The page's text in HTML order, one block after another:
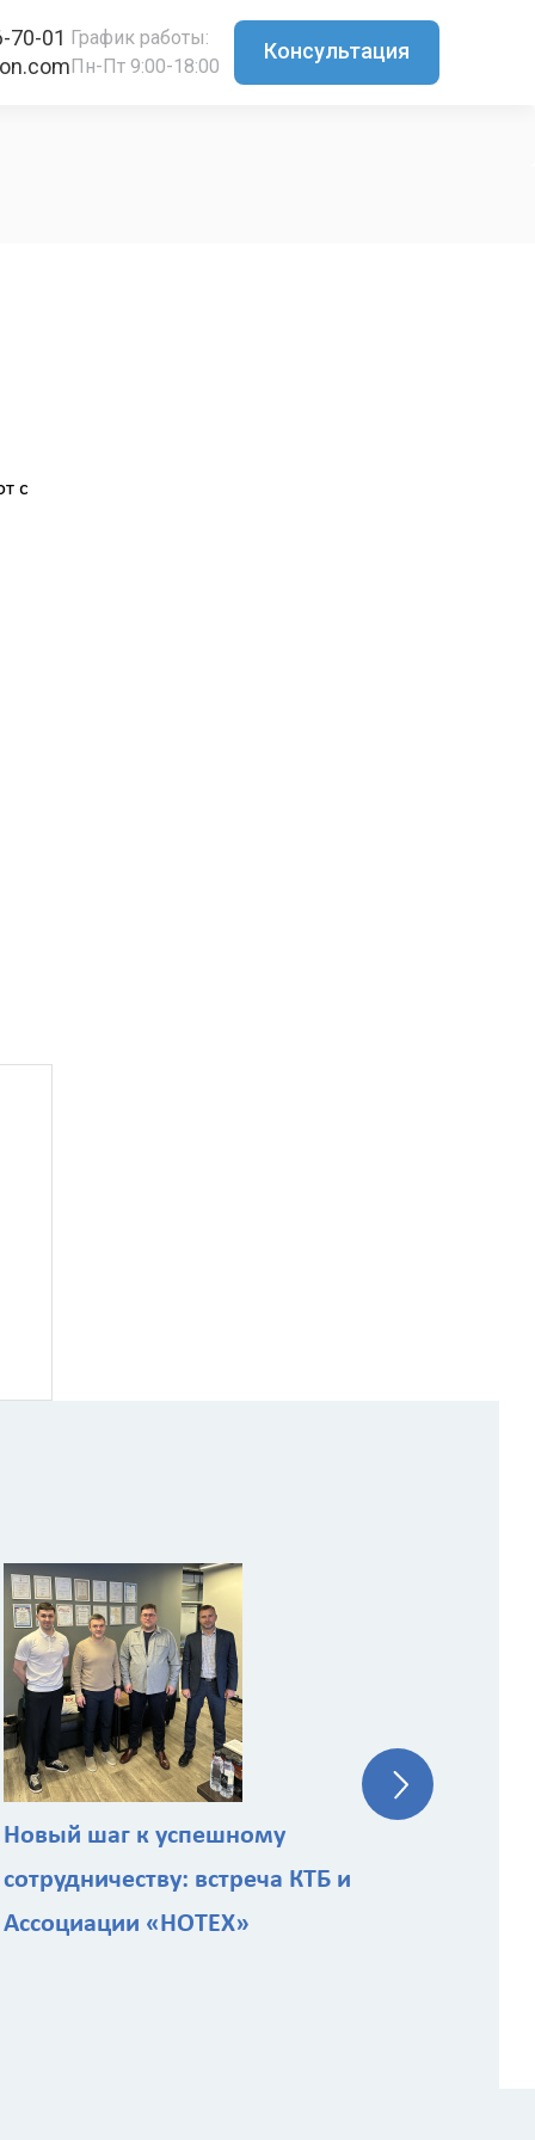
70-01 График работы:
Пн-Пт 9:00-18:00
Консультация
с
Новый шаг к успешному
сотрудничеству: встреча КТБ и
Ассоциации «НОТЕХ»